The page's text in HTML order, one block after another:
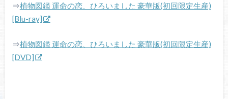
⇒植物図鑑 運命の恋、ひろいました 豪華版(初回限定生産)
[Blu-ray]
⇒植物図鑑 運命の恋、ひろいました 豪華版(初回限定生産)
[DVD]